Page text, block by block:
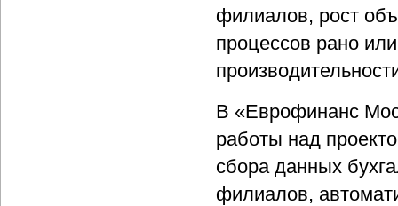
филиалов, рост
процессов рано
В «Еврофинанс
работы над
сбора данных
филиалов,